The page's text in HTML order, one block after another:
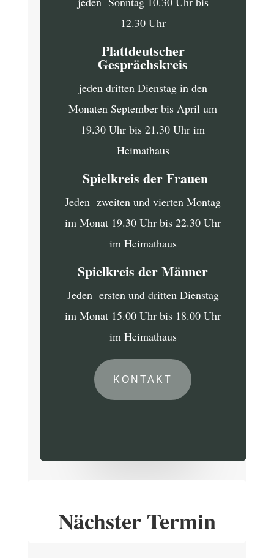
12.30 Uhr
Plattdeutscher
Gesprächskreis
jeden dritten Dienstag in den
Monaten September bis April um
19.30 Uhr bis 21.30 Uhr im
Heimathaus
Spielkreis der Frauen
Jeden zweiten und vierten Montag
im Monat 19.30 Uhr bis 22.30 Uhr
im Heimathaus
Spielkreis der Männer
Jeden ersten und dritten Dienstag
im Monat 15.00 Uhr bis 18.00 Uhr
im Heimathaus
KONTAKT
Nächster Termin